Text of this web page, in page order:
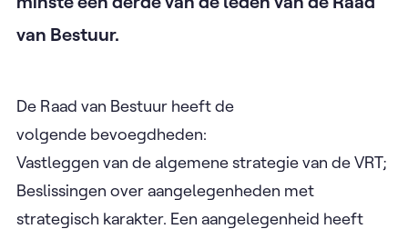
van Bestuur.
De Raad van Bestuur heeft de
volgende bevoegdheden:
Vastleggen van de algemene strategie van de VRT;
Beslissingen over aangelegenheden met
strategisch karakter. Een aangelegenheid heeft